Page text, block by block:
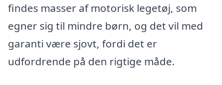
findes masser af motorisk legetøj, som
egner sig til mindre børn, og det vil med
garanti være sjovt, fordi det er
udfordrende på den rigtige måde.